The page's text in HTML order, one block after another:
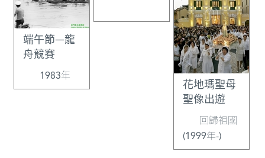
端午節—龍
舟競賽
1983年
花地瑪聖母
聖像出遊
回歸祖國
(1999年-)